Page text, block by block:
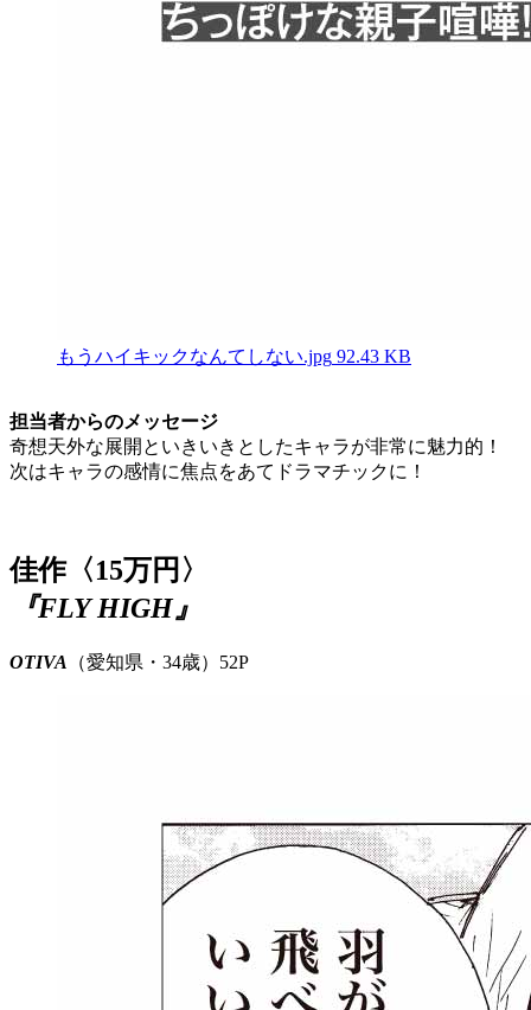
もうハイキックなんてしない.jpg 92.43 KB
担当者からのメッセージ
奇想天外な展開といきいきとしたキャラが非常に魅力的！
次はキャラの感情に焦点をあてドラマチックに！
佳作〈15万円〉
『FLY HIGH』
OTIVA （愛知県・34歳）52P